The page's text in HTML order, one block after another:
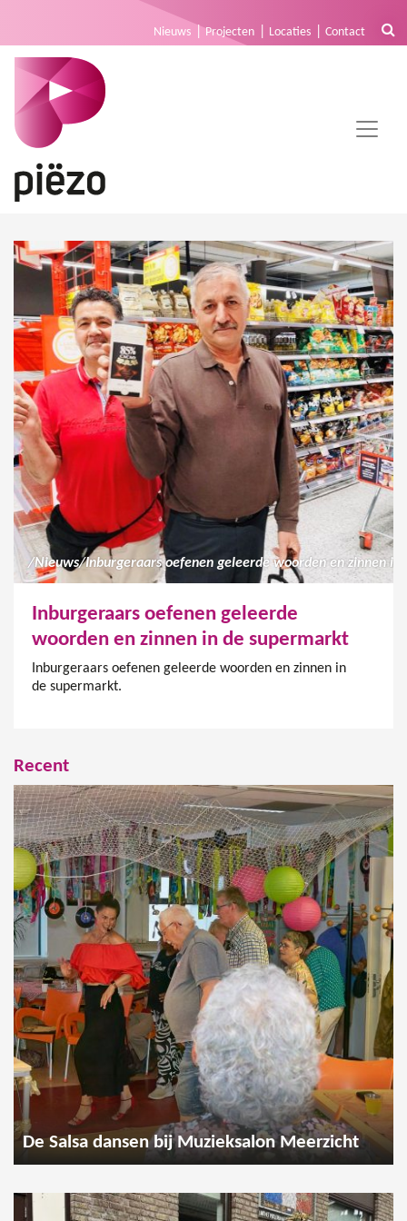
Nieuws Projecten Locaties Contact
/Nieuws/
Inburgeraars oefenen geleerde
woorden en zinnen in de supermarkt
Inburgeraars oefenen geleerde woorden en zinnen in
de supermarkt.
Recent
De Salsa dansen bij Muzieksalon Meerzicht